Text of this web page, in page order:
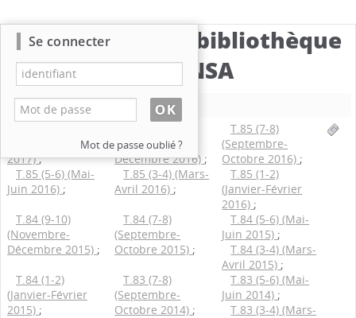
Catalogue de la bibliothèque
du CBNSA
Nouvelle recherche
(Janvier-Février
2017);
(Novembre-
Décembre 2016) ;
T.85 (7-8)
(Septembre-
Octobre 2016) ;
T.85 (5-6) (Mai-
Juin 2016) ;
T.85 (3-4) (Mars-
Avril 2016) ;
T.85 (1-2)
(Janvier-Février
2016) ;
T.84 (9-10)
(Novembre-
Décembre 2015) ;
T.84 (7-8)
(Septembre-
Octobre 2015) ;
T.84 (5-6) (Mai-
Juin 2015) ;
T.84 (3-4) (Mars-
Avril 2015) ;
T.84 (1-2)
(Janvier-Février
2015) ;
T.83 (7-8)
(Septembre-
Octobre 2014) ;
T.83 (5-6) (Mai-
Juin 2014) ;
T.83 (3-4) (Mars-
Se connecter
Mot de passe oublié ?